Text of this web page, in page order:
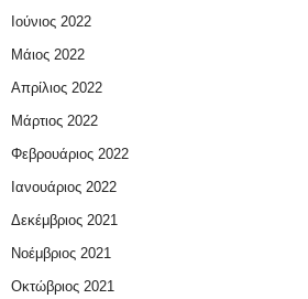
Ιούνιος 2022
Μάιος 2022
Απρίλιος 2022
Μάρτιος 2022
Φεβρουάριος 2022
Ιανουάριος 2022
Δεκέμβριος 2021
Νοέμβριος 2021
Οκτώβριος 2021